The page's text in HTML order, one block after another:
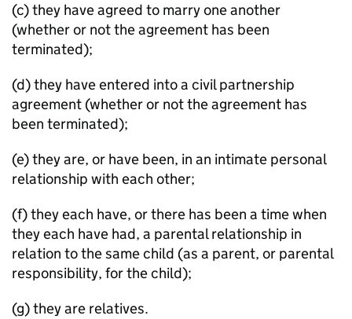
(c) they have agreed to marry one another
(whether or not the agreement has been
terminated);
(d) they have entered into a civil partnership
agreement (whether or not the agreement has
been terminated);
(e) they are, or have been, in an intimate personal
relationship with each other;
(f) they each have, or there has been a time when
they each have had, a parental relationship in
relation to the same child (as a parent, or parental
responsibility, for the child);
(g) they are relatives.